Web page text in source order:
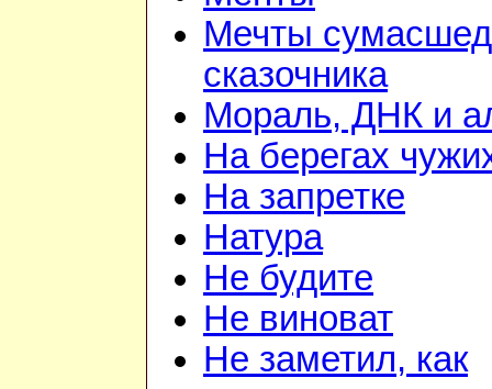
Мечты
сказочника
Мораль, ДНК и
На берегах
На запретке
Натура
Не будите
Не виноват
Не заметил, как